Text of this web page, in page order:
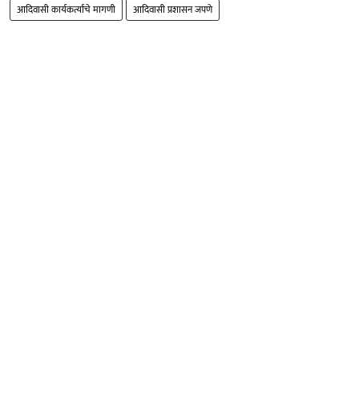
आदिवासी कार्यकर्त्यांचे मागणी
आदिवासी प्रशासन जपणे